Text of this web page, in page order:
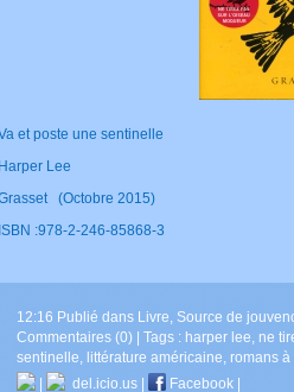
et poste une sentinelle
Harper Lee
(Octobre 2015)
ISBN :978-2-246-85868-3
12:16 Publié dans Livre Source de
Commentaires (0) | Tags : harper lee ne
sentinelle
littérature américaine romans à
|
del.icio.us | Facebook |